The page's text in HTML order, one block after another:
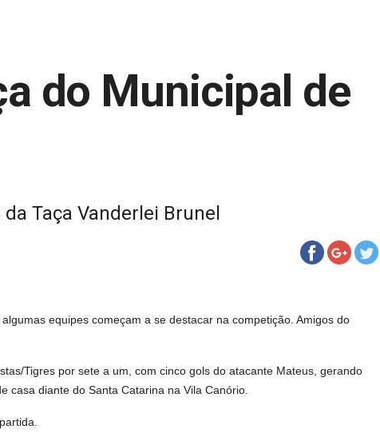
do Municipal de
Taça Vanderlei Brunel
equipes começam a se destacar na competição. Amigos do
Tigres por sete a um, com cinco gols do atacante Mateus, gerando
casa diante do Santa Catarina na Vila Canório.